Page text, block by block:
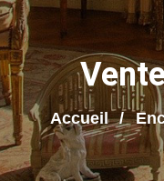
Accueil